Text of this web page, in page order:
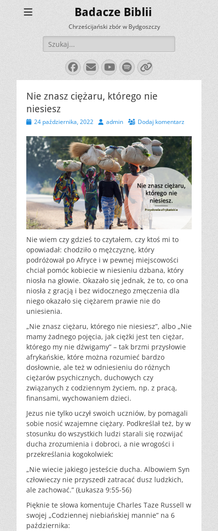
Badacze Biblii
Chrześcijański zbór w Bydgoszczy
Szukaj:
Facebook
E-
mail
YouTube
Spotify
Link
Nie znasz ciężaru, którego nie
niesiesz
Opublikowano
24 października, 2022 Autoradmin Dodaj komentarz
Nie wiem czy gdzieś to czytałem, czy ktoś mi to
opowiadał: chodziło o mężczyznę, który
podróżował po Afryce i w pewnej miejscowości
chciał pomóc kobiecie w niesieniu dzbana, który
niosła na głowie. Okazało się jednak, że to, co ona
niosła z gracją i bez widocznego zmęczenia dla
niego okazało się ciężarem prawie nie do
uniesienia.
„Nie znasz ciężaru, którego nie niesiesz”, albo „Nie
mamy żadnego pojęcia, jak ciężki jest ten ciężar,
którego my nie dźwigamy” – tak brzmi przysłowie
afrykańskie, które można rozumieć bardzo
dosłownie, ale też w odniesieniu do różnych
ciężarów psychicznych, duchowych czy
związanych z codziennym życiem, np. z pracą,
finansami, wychowaniem dzieci.
Jezus nie tylko uczył swoich uczniów, by pomagali
sobie nosić wzajemne ciężary. Podkreślał też, by w
stosunku do wszystkich ludzi starali się rozwijać
ducha zrozumienia i dobroci, a nie wrogości i
przekreślania kogokolwiek:
„Nie wiecie jakiego jesteście ducha. Albowiem Syn
człowieczy nie przyszedł zatracać dusz ludzkich,
ale zachować.” (Łukasza 9:55-56)
Pięknie te słowa komentuje Charles Taze Russell w
swojej „Codziennej niebiańskiej mannie” na 6
października: